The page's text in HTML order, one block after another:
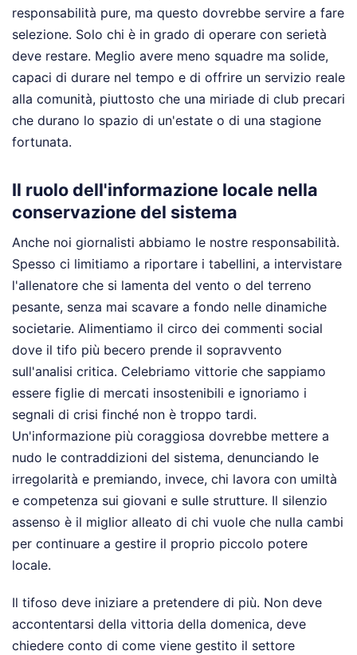
responsabilità pure, ma questo dovrebbe servire a fare
selezione. Solo chi è in grado di operare con serietà
deve restare. Meglio avere meno squadre ma solide,
capaci di durare nel tempo e di offrire un servizio reale
alla comunità, piuttosto che una miriade di club precari
che durano lo spazio di un'estate o di una stagione
fortunata.
Il ruolo dell'informazione locale nella
conservazione del sistema
Anche noi giornalisti abbiamo le nostre responsabilità.
Spesso ci limitiamo a riportare i tabellini, a intervistare
l'allenatore che si lamenta del vento o del terreno
pesante, senza mai scavare a fondo nelle dinamiche
societarie. Alimentiamo il circo dei commenti social
dove il tifo più becero prende il sopravvento
sull'analisi critica. Celebriamo vittorie che sappiamo
essere figlie di mercati insostenibili e ignoriamo i
segnali di crisi finché non è troppo tardi.
Un'informazione più coraggiosa dovrebbe mettere a
nudo le contraddizioni del sistema, denunciando le
irregolarità e premiando, invece, chi lavora con umiltà
e competenza sui giovani e sulle strutture. Il silenzio
assenso è il miglior alleato di chi vuole che nulla cambi
per continuare a gestire il proprio piccolo potere
locale.
Il tifoso deve iniziare a pretendere di più. Non deve
accontentarsi della vittoria della domenica, deve
chiedere conto di come viene gestito il settore